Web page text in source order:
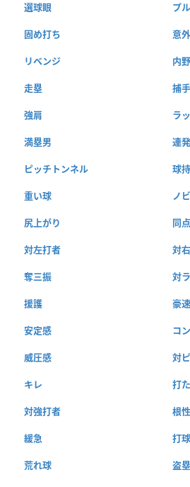
選球眼 プ
固め打ち 意
リベンジ 内
走塁 捕手
強肩 ラ
満塁男 連発
ピッチトンネル 球
重い球 ノビ
尻上がり 同
対左打者 対
奪三振 対
援護 豪
安定感 コ
威圧感 対
キレ 打
対強打者 根性
緩急 打
荒れ球 盗塁